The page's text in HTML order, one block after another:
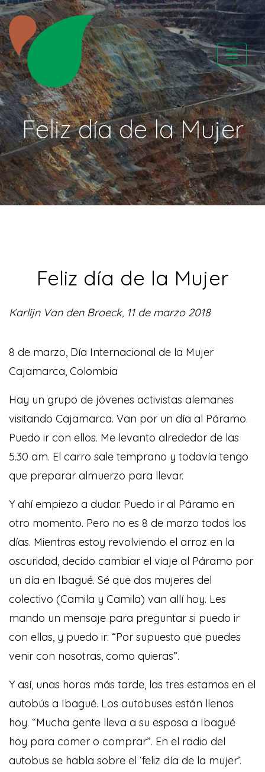
Skip
to
content
CATAPA vzw
Feliz día de la Mujer
Feliz día de la Mujer
Karlijn Van den Broeck, 11 de marzo 2018
8 de marzo, Día Internacional de la Mujer
Cajamarca, Colombia
Hay un grupo de jóvenes activistas alemanes
visitando Cajamarca. Van por un día al Páramo.
Puedo ir con ellos. Me levanto alrededor de las
5.30 am. El carro sale temprano y todavía tengo
que preparar almuerzo para llevar.
Y ahí empiezo a dudar. Puedo ir al Páramo en
otro momento. Pero no es 8 de marzo todos los
días. Mientras estoy revolviendo el arroz en la
oscuridad, decido cambiar el viaje al Páramo por
un día en Ibagué. Sé que dos mujeres del
colectivo (Camila y Camila) van allí hoy. Les
mando un mensaje para preguntar si puedo ir
con ellas, y puedo ir: “Por supuesto que puedes
venir con nosotras, como quieras”.
Y así, unas horas más tarde, las tres estamos en el
autobús a Ibagué. Los autobuses están llenos
hoy. “Mucha gente lleva a su esposa a Ibagué
hoy para comer o comprar”. En el radio del
autobus se habla sobre el ‘feliz día de la mujer’.